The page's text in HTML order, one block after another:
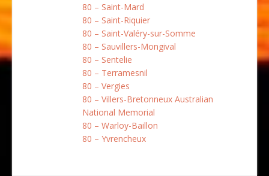
80 – Saint-Mard
80 – Saint-Riquier
80 – Saint-Valéry-sur-Somme
80 – Sauvillers-Mongival
80 – Sentelie
80 – Terramesnil
80 – Vergies
80 – Villers-Bretonneux Australian
National Memorial
80 – Warloy-Baillon
80 – Yvrencheux